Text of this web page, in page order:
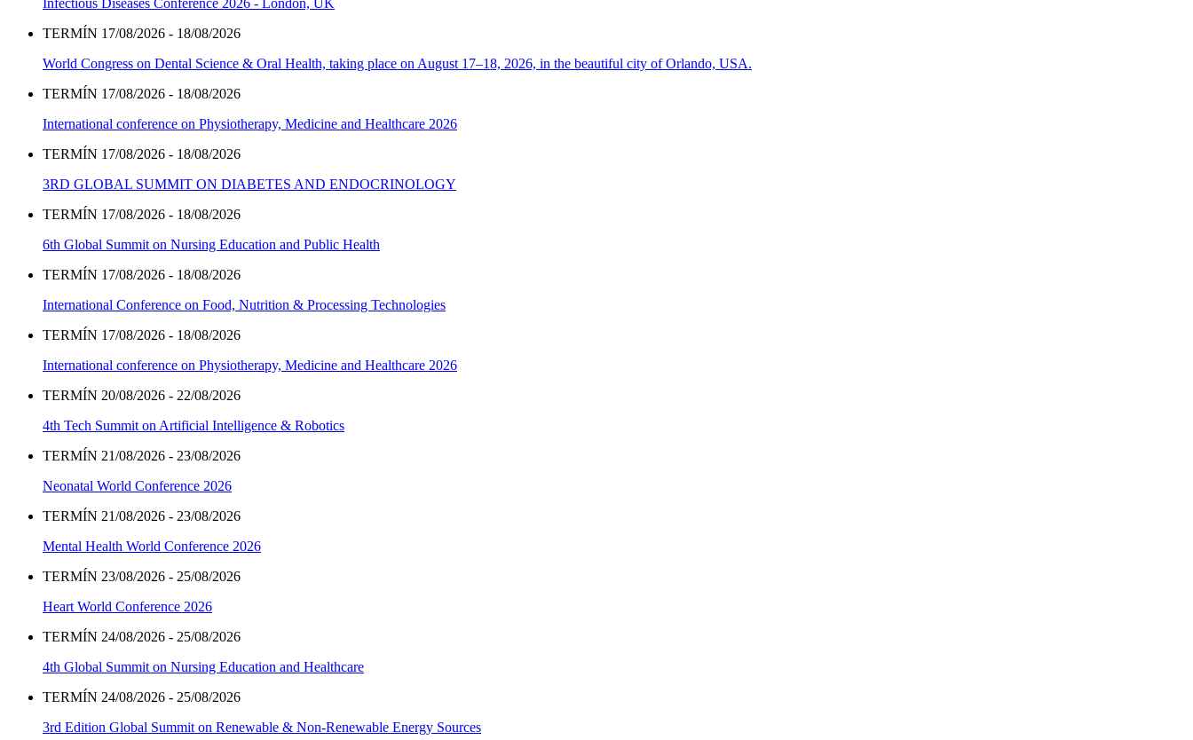
Infectious Diseases Conference 2026 - London, UK
TERMÍN 17/08/2026 - 18/08/2026
World Congress on Dental Science & Oral Health, taking place on August 17–18, 2026, in the beautiful city of Orlando, USA.
TERMÍN 17/08/2026 - 18/08/2026
International conference on Physiotherapy, Medicine and Healthcare 2026
TERMÍN 17/08/2026 - 18/08/2026
3RD GLOBAL SUMMIT ON DIABETES AND ENDOCRINOLOGY
TERMÍN 17/08/2026 - 18/08/2026
6th Global Summit on Nursing Education and Public Health
TERMÍN 17/08/2026 - 18/08/2026
International Conference on Food, Nutrition & Processing Technologies
TERMÍN 17/08/2026 - 18/08/2026
International conference on Physiotherapy, Medicine and Healthcare 2026
TERMÍN 20/08/2026 - 22/08/2026
4th Tech Summit on Artificial Intelligence & Robotics
TERMÍN 21/08/2026 - 23/08/2026
Neonatal World Conference 2026
TERMÍN 21/08/2026 - 23/08/2026
Mental Health World Conference 2026
TERMÍN 23/08/2026 - 25/08/2026
Heart World Conference 2026
TERMÍN 24/08/2026 - 25/08/2026
4th Global Summit on Nursing Education and Healthcare
TERMÍN 24/08/2026 - 25/08/2026
3rd Edition Global Summit on Renewable & Non-Renewable Energy Sources